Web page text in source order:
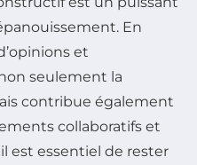
En
et
seulement la
contribue également
collaboratifs et
est essentiel de rester